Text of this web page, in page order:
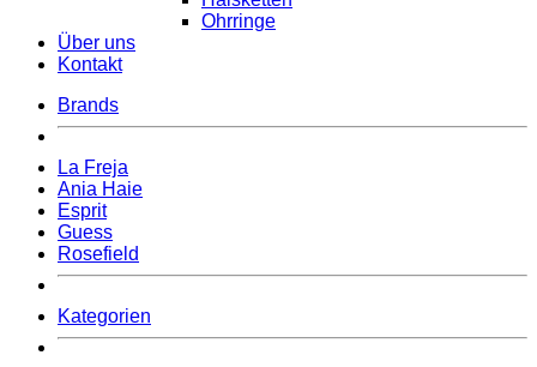
Ohrringe
Über uns
Kontakt
Brands
La Freja
Ania Haie
Esprit
Guess
Rosefield
Kategorien